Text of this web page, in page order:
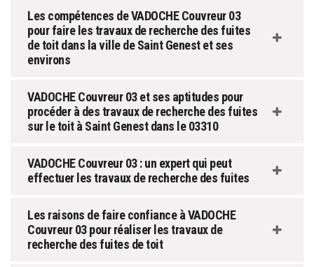
Les compétences de VADOCHE Couvreur 03
pour faire les travaux de recherche des fuites
de toit dans la ville de Saint Genest et ses
environs
VADOCHE Couvreur 03 et ses aptitudes pour
procéder à des travaux de recherche des fuites
sur le toit à Saint Genest dans le 03310
VADOCHE Couvreur 03 : un expert qui peut
effectuer les travaux de recherche des fuites
Les raisons de faire confiance à VADOCHE
Couvreur 03 pour réaliser les travaux de
recherche des fuites de toit